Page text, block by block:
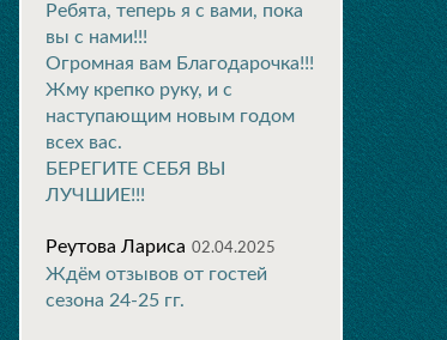
Ребята, теперь я с вами, пока
вы с нами!!!
Огромная вам Благодарочка!!!
Жму крепко руку, и с
наступающим новым годом
всех вас.
БЕРЕГИТЕ СЕБЯ ВЫ
ЛУЧШИЕ!!!
Реутова Лариса 02.04.2025
Ждём отзывов от гостей
сезона 24-25 гг.